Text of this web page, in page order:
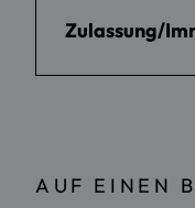
Zulassung/
AUF EINEN